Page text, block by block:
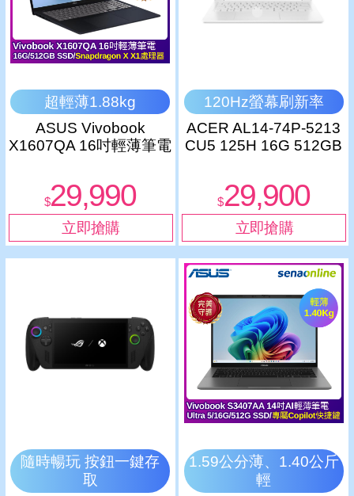
超輕薄1.88kg
ASUS Vivobook
X1607QA 16吋輕薄筆電
$29,990
120Hz螢幕刷新率
ACER AL14-74P-5213
CU5 125H 16G 512GB
$29,900
隨時暢玩 按鈕一鍵存
取
1.59公分薄、1.40公斤
輕